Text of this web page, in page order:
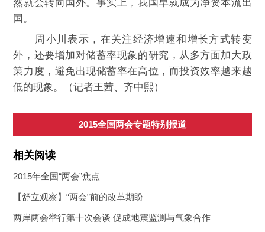
然就会转向国外。事实上，我国早就成为净资本流出
国。
周小川表示，在关注经济增速和增长方式转变
外，还要增加对储蓄率现象的研究，从多方面加大政
策力度，避免出现储蓄率在高位，而投资效率越来越
低的现象。（记者王茜、齐中熙）
2015全国两会专题特别报道
相关阅读
2015年全国“两会”焦点
【舒立观察】“两会”前的改革期盼
两岸两会举行第十次会谈 促成地震监测与气象合作